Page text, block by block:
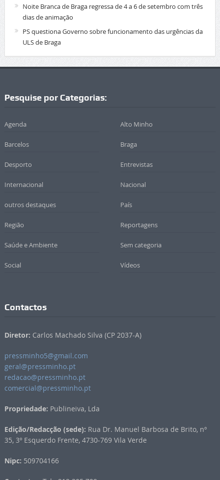
Noite Branca de Braga regressa de 4 a 6 de setembro com três
dias de animação
PS questiona Governo sobre funcionamento das urgências da
ULS de Braga
Pesquise por Categorias:
Agenda Alto Minho
Barcelos Braga
Desporto Entrevistas
Internacional Nacional
outros destaques País
Região Reportagens
Saúde e Ambiente Sem categoria
Social Vídeos
Contactos
Diretor: Carlos Machado Silva (CP 2037-A)
pressminho5@gmail.com
geral@pressminho.pt
redacao@pressminho.pt
comercial@pressminho.pt
Propriedade: Publineiva, Lda
Edição/Redacção (sede): Rua Dr. Manuel Barbosa de Brito, nº
35, 3º Esquerdo Frente, 4730-769 Vila Verde
Nipc: 509704166